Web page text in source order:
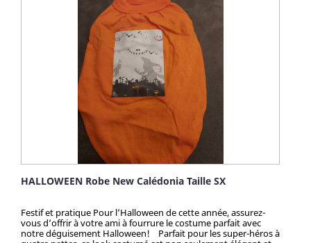
HALLOWEEN Robe New Calédonia Taille SX
Festif et pratique Pour l’Halloween de cette année, assurez-
vous d’offrir à votre ami à fourrure le costume parfait avec
notre déguisement Halloween! Parfait pour les super-héros à